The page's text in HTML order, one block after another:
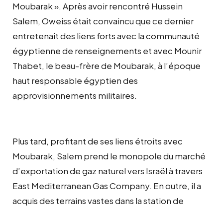
Moubarak ». Après avoir rencontré Hussein
Salem, Oweiss était convaincu que ce dernier
entretenait des liens forts avec la communauté
égyptienne de renseignements et avec Mounir
Thabet, le beau-frère de Moubarak, à l’époque
haut responsable égyptien des
approvisionnements militaires.
Plus tard, profitant de ses liens étroits avec
Moubarak, Salem prend le monopole du marché
d’exportation de gaz naturel vers Israël à travers
East Mediterranean Gas Company. En outre, il a
acquis des terrains vastes dans la station de